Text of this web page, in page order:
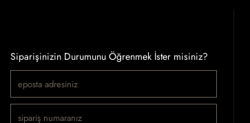
Siparişinizin Durumunu Öğrenmek İster misiniz?